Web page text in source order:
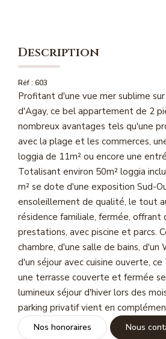
Millésimme
Millésimme
Millésimme
Magasine Vendu
Magasine Vendu St-
CONTACT
Description
Réf : 603
Profitant d'une vue mer sublime
d'Agay, ce bel appartement de 2
nombreux avantages tels qu'une
avec la plage et les commerces,
loggia de 11m² ou encore une
Totalisant environ 50m² loggia
m² se dote d'une exposition Sud-
ensoleillement de qualité, le tout
résidence familiale, fermée, offrant
prestations, avec piscine et parcs.
chambre, d'une salle de bains,
d'un séjour avec cuisine ouverte,
une terrasse couverte et fermée
lumineux séjour d'hiver lors des
parking privatif vient en
Nos honoraires Nous